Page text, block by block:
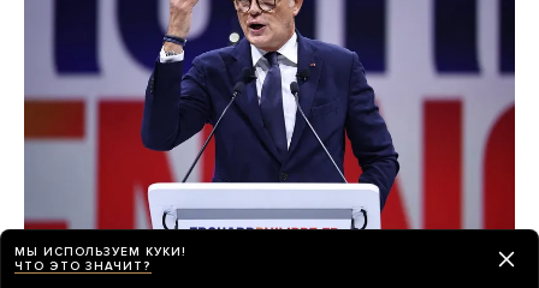
МЫ ИСПОЛЬЗУЕМ КУКИ!
ЧТО ЭТО ЗНАЧИТ?